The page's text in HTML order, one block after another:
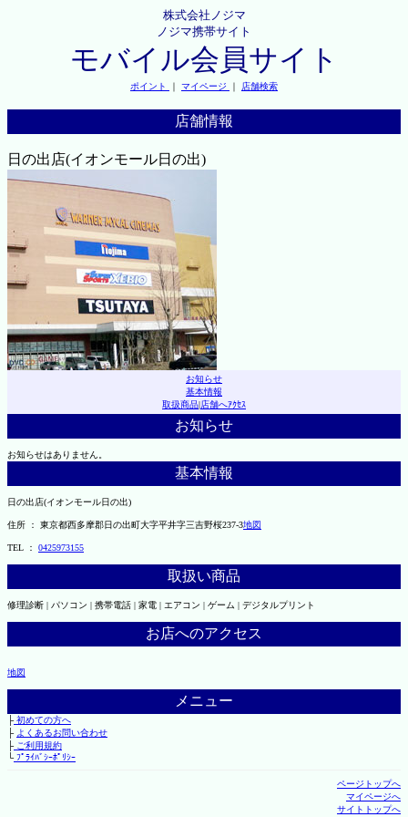
株式会社ノジマ
ノジマ携帯サイト
モバイル会員サイト
ポイント ｜ マイページ ｜ 店舗検索
店舗情報
日の出店(イオンモール日の出)
お知らせ
基本情報
取扱商品|店舗へｱｸｾｽ
お知らせ
お知らせはありません。
基本情報
日の出店(イオンモール日の出)
住所 ： 東京都西多摩郡日の出町大字平井字三吉野桜237-3地図
TEL ： 0425973155
取扱い商品
修理診断 | パソコン | 携帯電話 | 家電 | エアコン | ゲーム | デジタルプリント
お店へのアクセス
地図
メニュー
├初めての方へ
├ よくあるお問い合わせ
├ご利用規約
└ﾌﾟﾗｲﾊﾞｼｰﾎﾟﾘｼｰ
ページトップへ
マイページへ
サイトトップへ